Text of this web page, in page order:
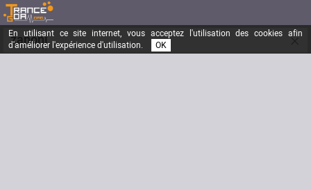
En utilisant ce site internet, vous acceptez l'utilisation des cookies afin
d'améliorer l'expérience d'utilisation.
OK ×
zanoni